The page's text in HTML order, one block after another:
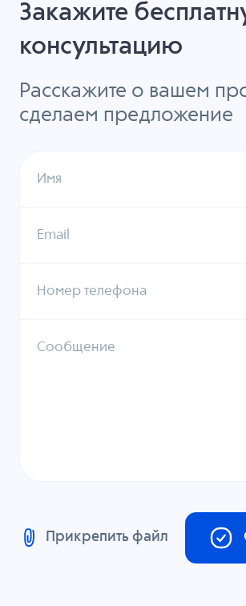
Закажите
консультацию
Расскажите о вашем
сделаем предложение
Имя
Email
Номер телефона
Сообщение
Прикрепить файл